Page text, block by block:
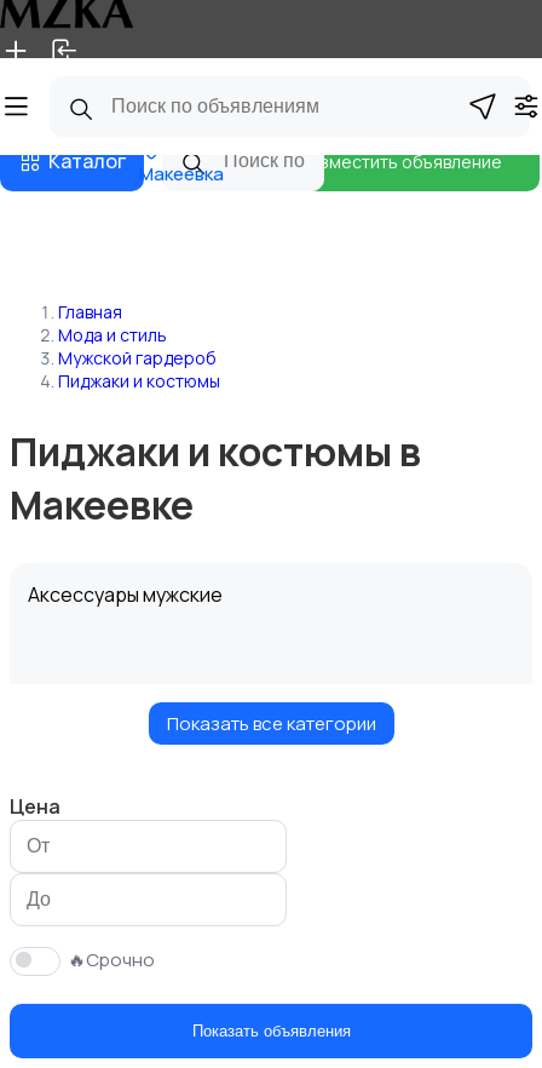
Главная Магазины
Каталог Макеевка
Разместить объявление
Главная
Мода и стиль
Мужской гардероб
Пиджаки и костюмы
Пиджаки и костюмы в
Макеевке
Аксессуары мужские
Головные уборы
Показать все категории
Цена
🔥Срочно
Показать объявления